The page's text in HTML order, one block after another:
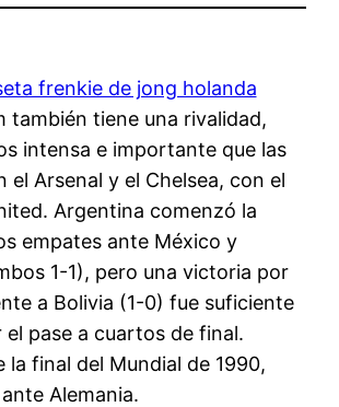
también tiene una rivalidad,
intensa e importante que las
el Arsenal y el Chelsea, con el
Argentina comenzó la
empates ante México y
1-1), pero una victoria por
a Bolivia (1-0) fue suficiente
pase a cuartos de final.
la final del Mundial de 1990,
Alemania.